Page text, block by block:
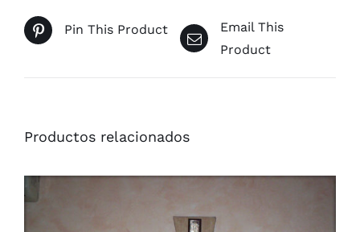
Pin This Product
Email This
Product
Productos relacionados